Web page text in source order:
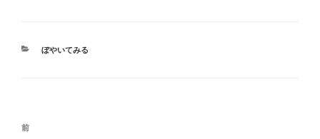
カ
ぼやいてみる
投
前
前